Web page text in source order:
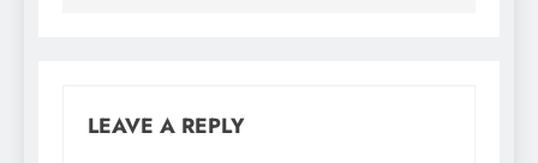
LEAVE A REPLY